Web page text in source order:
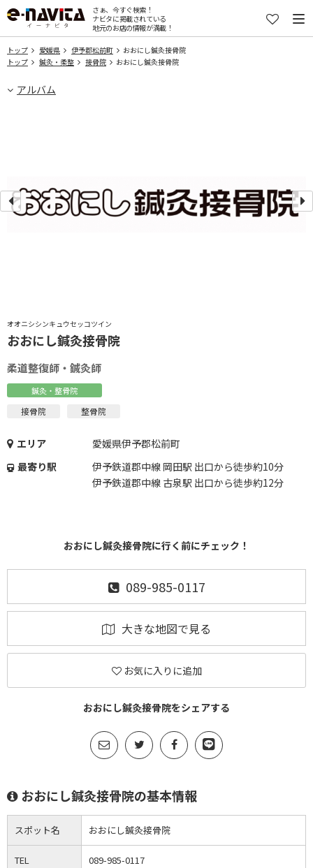
さぁ、今すぐ検索！
ナビタに掲載されている
地元のお店の情報が満載！
トップ 愛媛県 伊予郡松前町
おおにし鍼灸接骨院
トップ
鍼灸・柔整 接骨院 おおにし鍼灸接骨院
アルバム
オオニシシンキュウセッコツイン
おおにし鍼灸接骨院
柔道整復師・鍼灸師
鍼灸・整骨院
接骨院 整骨院
エリア
愛媛県伊予郡松前町
最寄り駅
伊予鉄道郡中線 岡田駅 出口から徒歩約10分
伊予鉄道郡中線 古泉駅 出口から徒歩約12分
おおにし鍼灸接骨院に行く前にチェック！
089-985-0117
大きな地図で見る
お気に入りに追加
おおにし鍼灸接骨院をシェアする
おおにし鍼灸接骨院の基本情報
スポット名 おおにし鍼灸接骨院
TEL 089-985-0117